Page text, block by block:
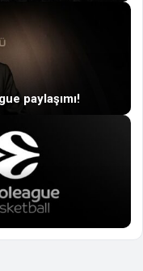
paylaşımı!